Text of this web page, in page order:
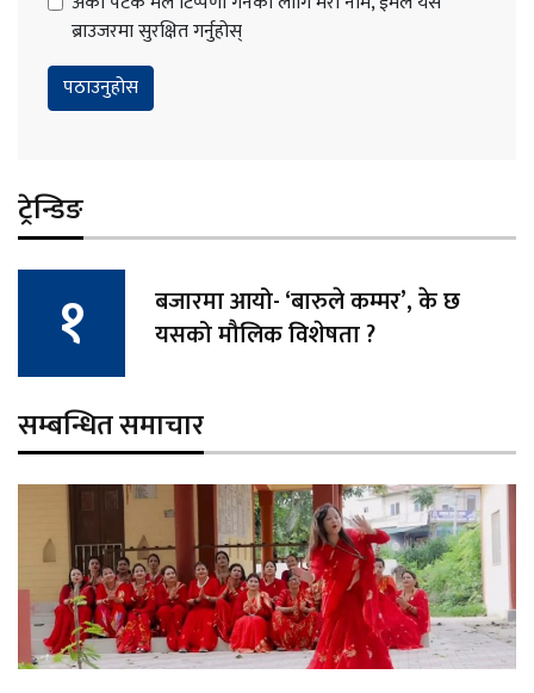
ब्राउजरमा सुरक्षित गर्नुहोस्
ट्रेन्डिङ
बजारमा आयो- ‘बारुले कम्मर’, के छ
यसको मौलिक विशेषता ?
सम्बन्धित समाचार